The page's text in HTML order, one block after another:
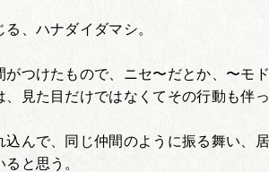
、ハナダイダマシ。
がつけたもので、ニセ〜だとか、〜モ
、見た目だけではなくてその行動も伴
んで、同じ仲間のように振る舞い、
と思う。